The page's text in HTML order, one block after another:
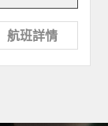
航班詳情